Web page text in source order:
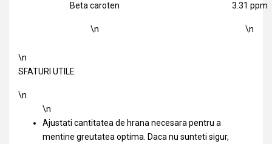
Beta caroten
\n
3.31 ppm
\n
\n
SFATURI UTILE
\n
\n
Ajustati cantitatea de hrana necesara pentru a
mentine greutatea optima. Daca nu sunteti sigur,